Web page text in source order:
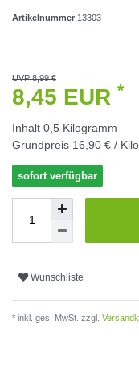
Artikelnummer 13303
UVP 8,99 €
8,45 EUR *
Inhalt 0,5 Kilogramm
Grundpreis 16,90 € /
sofort verfügbar
Wunschliste
* inkl. ges. MwSt. zzgl.